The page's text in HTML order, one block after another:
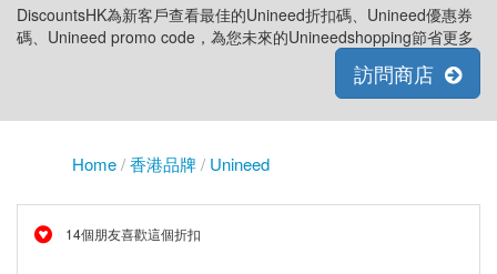
DiscountsHK為新客戶查看最佳的Unineed折扣碼、Unineed優惠券
碼、Unineed promo code，為您未來的Unineedshopping節省更多
訪問商店
Home/香港品牌/ Unineed
14個朋友喜歡這個折扣